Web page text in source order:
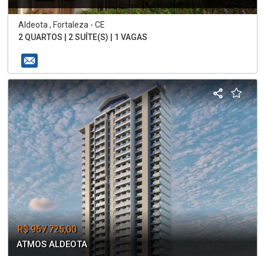
Aldeota , Fortaleza - CE
2 QUARTOS | 2 SUÍTE(S) | 1 VAGAS
R$ 967.725,00
ATMOS ALDEOTA